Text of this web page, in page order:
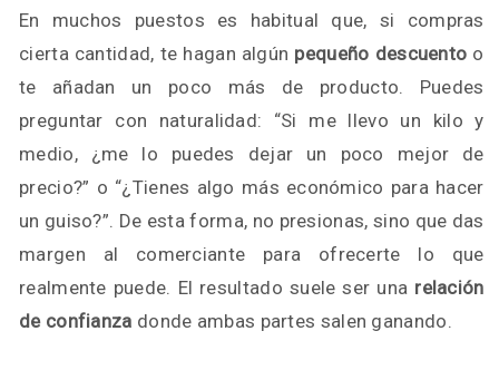
En muchos puestos es habitual que, si compras
cierta cantidad, te hagan algún pequeño descuento o
te añadan un poco más de producto. Puedes
preguntar con naturalidad: “Si me llevo un kilo y
medio, ¿me lo puedes dejar un poco mejor de
precio?” o “¿Tienes algo más económico para hacer
un guiso?”. De esta forma, no presionas, sino que das
margen al comerciante para ofrecerte lo que
realmente puede. El resultado suele ser una relación
de confianza donde ambas partes salen ganando.